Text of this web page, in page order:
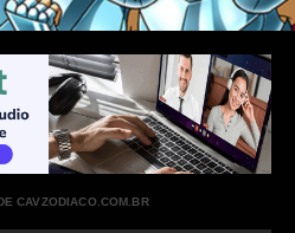
CAVZODIACO.COM.BR